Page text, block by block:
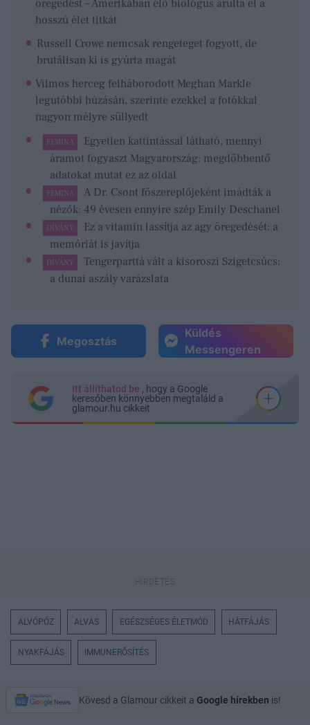
öregedést – Amerikában élő biológus árulta el a
hosszú élet titkát
Russell Crowe nemcsak rengeteget fogyott, de
brutálisan ki is gyúrta magát
Vilmos herceg felháborodott Meghan Markle
legutóbbi húzásán, szerinte ezekkel a fotókkal
nagyon mélyre süllyedt
FEMINA
Egyetlen kattintással látható, mennyi
áramot fogyaszt Magyarország: megdöbbentő
adatokat mutat ez az oldal
FEMINA
A Dr. Csont főszereplőjeként imádták a
nézők: 49 évesen ennyire szép Emily Deschanel
DÍVÁNY
Ez a vitamin lassítja az agy öregedését: a
memóriát is javítja
DÍVÁNY
Tengerparttá vált a kisoroszi Szigetcsúcs:
a dunai aszály varázslata
Megosztás
Küldés
Messengeren
Itt állíthatod be , hogy a Google
keresőben könnyebben megtaláld a
glamour.hu cikkeit
ALVÓPÓZ ALVAS EGÉSZSÉGES ÉLETMÓD HÁTFÁJÁS
NYAKFÁJÁS IMMUNERŐSÍTÉS
Kövesd a Glamour cikkeit a Google hírekben is!